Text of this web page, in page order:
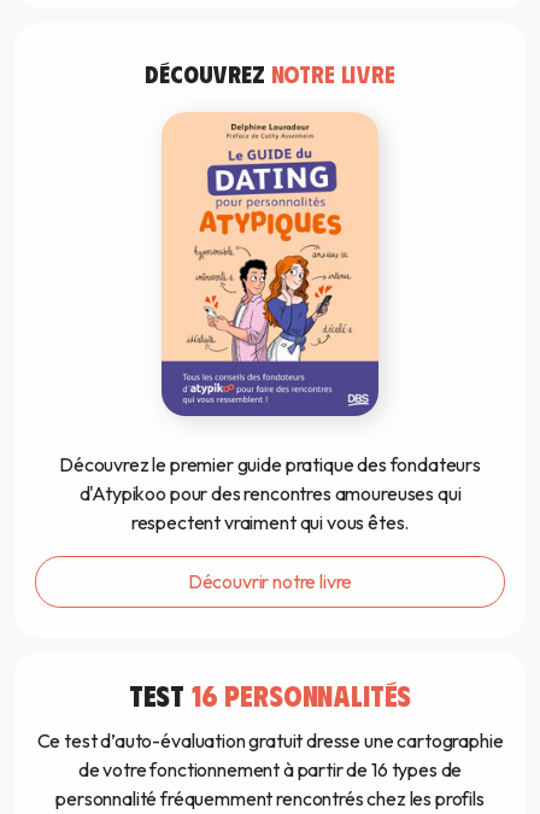
DÉCOUVREZ NOTRE LIVRE
Découvrez le premier guide pratique des fondateurs
d'Atypikoo pour des rencontres amoureuses qui
respectent vraiment qui vous êtes.
Découvrir notre livre
TEST 16 PERSONNALITÉS
Ce test d’auto-évaluation gratuit dresse une cartographie
de votre fonctionnement à partir de 16 types de
personnalité fréquemment rencontrés chez les profils